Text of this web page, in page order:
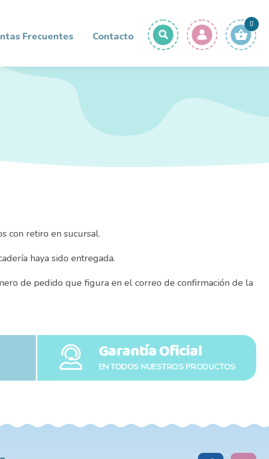
Frecuentes Contacto
con retiro en sucursal.
haya sido entregada.
de pedido que figura en el correo de confirmación de la
Garantía Oficial
EN TODOS NUESTROS PRODUCTOS
0